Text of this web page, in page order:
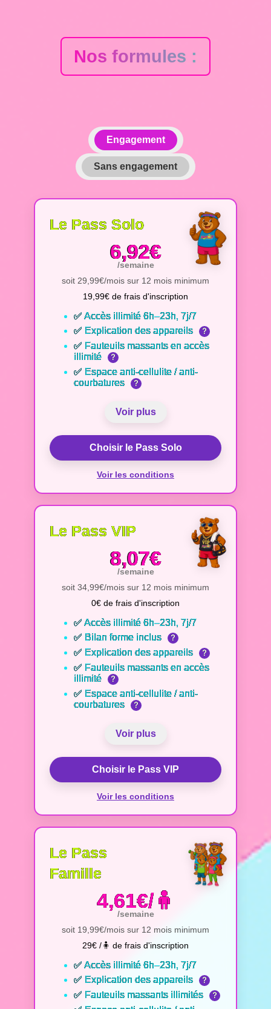
Nos formules :
Engagement
Sans engagement
Le Pass Solo
6,92€
/semaine
soit 29,99€/mois sur 12 mois minimum
19,99€ de frais d'inscription
✅ Accès illimité 6h–23h, 7j/7
✅ Explication des appareils
?
✅ Fauteuils massants en accès
illimité
?
✅ Espace anti-cellulite / anti-
courbatures
?
Voir plus
Choisir le Pass Solo
Voir les conditions
Le Pass VIP
8,07€
/semaine
soit 34,99€/mois sur 12 mois minimum
0€ de frais d'inscription
✅ Accès illimité 6h–23h, 7j/7
✅ Bilan forme inclus
?
✅ Explication des appareils ?
✅ Fauteuils massants en accès
illimité
?
✅ Espace anti-cellulite / anti-
courbatures
?
Voir plus
Choisir le Pass VIP
Voir les conditions
Le Pass
Famille
4,61€/🧍
/semaine
soit 19,99€/mois sur 12 mois minimum
29€ /🧍 de frais d'inscription
✅ Accès illimité 6h–23h, 7j/7
✅ Explication des appareils
?
✅ Fauteuils massants illimités ?